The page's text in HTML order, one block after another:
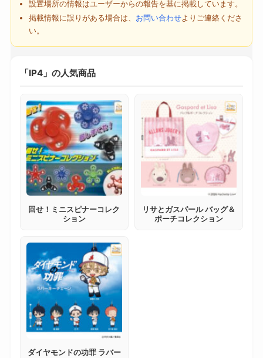
設置場所の情報はユーザーからの報告を基に掲載しています。
掲載情報に誤りがある場合は、 お問い合わせよりご連絡くださ
い。
「IP4」の人気商品
回せ！ミニスピナーコレク
ション
リサとガスパール バッグ＆
ポーチコレクション
ダイヤモンドの功罪 ラバー